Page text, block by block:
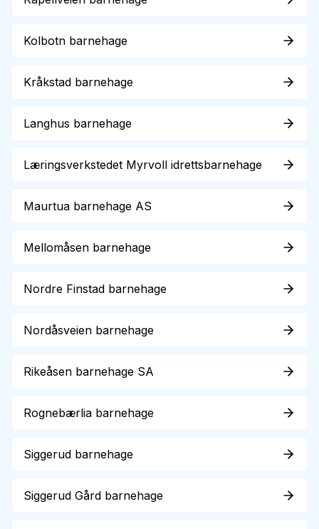
Kolbotn barnehage
Kråkstad barnehage
Langhus barnehage
Læringsverkstedet Myrvoll idrettsbarnehage
Maurtua barnehage AS
Mellomåsen barnehage
Nordre Finstad barnehage
Nordåsveien barnehage
Rikeåsen barnehage SA
Rognebærlia barnehage
Siggerud barnehage
Siggerud Gård barnehage